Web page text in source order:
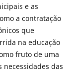
e as
a contratação
que
na educação
fruto de uma
das